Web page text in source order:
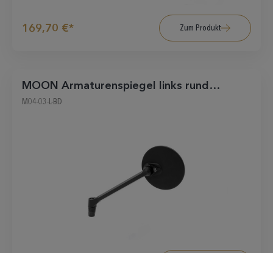
169,70 €* Zum Produkt
MOON Armaturenspiegel links rund
schwarz matt
M04-03-L-BD